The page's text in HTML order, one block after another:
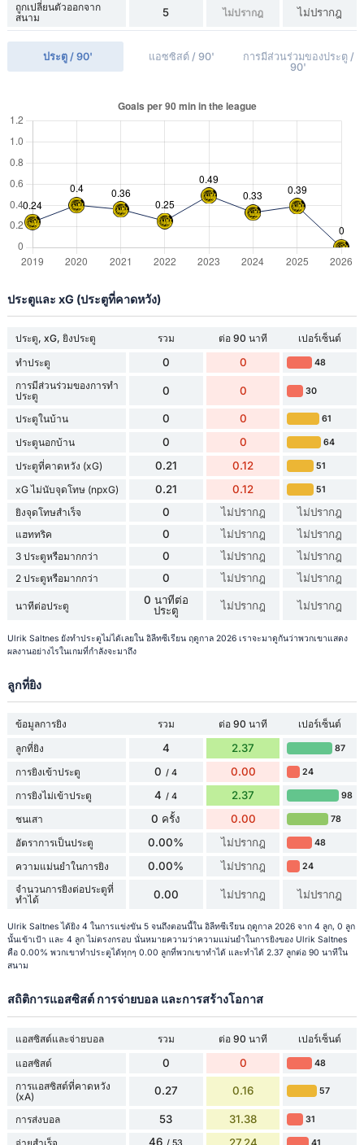
ถูกเปลี่ยนตัวออกจาก
สนาม
5 ไม่ปรากฎ ไม่ปรากฎ
ประตู / 90' แอซซิสต์ / 90'
การมีส่วนร่วมของประตู /
90'
ประตูและ xG (ประตูที่คาดหวัง)
ประตู, xG, ยิงประตู รวม ต่อ 90 นาที
เปอร์เซ็นต์
ทำประตู
0 0 48
การมีส่วนร่วมของการทำ
ประตู
0 0 30
ประตูในบ้าน 0 0 61
ประตูนอกบ้าน 0 0 64
ประตูที่คาดหวัง (xG) 0.21 0.12 51
xG ไม่นับจุดโทษ (npxG) 0.21 0.12 51
ยิงจุดโทษสำเร็จ 0 ไม่ปรากฎ ไม่ปรากฎ
แฮททริค 0 ไม่ปรากฎ ไม่ปรากฎ
3 ประตูหรือมากกว่า 0 ไม่ปรากฎ ไม่ปรากฎ
2 ประตูหรือมากกว่า 0 ไม่ปรากฎ ไม่ปรากฎ
นาทีต่อประตู
0 นาทีต่อ
ประตู
ไม่ปรากฎ ไม่ปรากฎ
Ulrik Saltnes ยังทำประตูไม่ได้เลยใน อิลีทซีเรียน ฤดูกาล 2026 เราจะมาดูกันว่าพวกเขาแสดง
ผลงานอย่างไรในเกมที่กำลังจะมาถึง
ลูกที่ยิง
ข้อมูลการยิง รวม ต่อ 90 นาที
เปอร์เซ็นต์
ลูกที่ยิง
4 2.37 87
การยิงเข้าประตู 0 / 4 0.00 24
การยิงไม่เข้าประตู 4 / 4 2.37 98
ชนเสา 0 ครั้ง 0.00 78
อัตราการเป็นประตู 0.00% ไม่ปรากฎ 48
ความแม่นยำในการยิง 0.00% ไม่ปรากฎ 24
จำนวนการยิงต่อประตูที่
ทำได้
0.00 ไม่ปรากฎ ไม่ปรากฎ
Ulrik Saltnes ได้ยิง 4 ในการแข่งขัน 5 จนถึงตอนนี้ใน อิลีทซีเรียน ฤดูกาล 2026 จาก 4 ลูก, 0 ลูก
นั้นเข้าเป้า และ 4 ลูก ไม่ตรงกรอบ นั่นหมายความว่าความแม่นยำในการยิงของ Ulrik Saltnes
คือ 0.00% พวกเขาทำประตูได้ทุกๆ 0.00 ลูกที่พวกเขาทำได้ และทำได้ 2.37 ลูกต่อ 90 นาทีใน
สนาม
สถิติการแอสซิสต์ การจ่ายบอล และการสร้างโอกาส
แอสซิสต์และจ่ายบอล รวม ต่อ 90 นาที
เปอร์เซ็นต์
แอสซิสต์
0 0 48
การแอสซิสต์ที่คาดหวัง
(xA)
0.27 0.16 57
การส่งบอล 53 31.38 31
46 27.24 41